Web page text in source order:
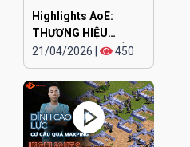
Highlights AoE:
THƯƠNG HIỆU
CHIPBOY CHÓ ĐIÊN
lên tiếng
21/04/2026 450